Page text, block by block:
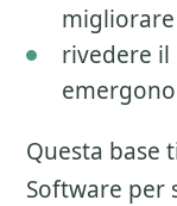
rivedere il
Questa base
Software per